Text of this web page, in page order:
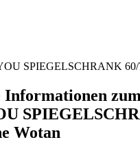
SPIEGELSCHRANK 60/
Wotan